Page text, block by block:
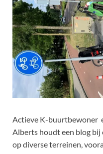
Actieve K-buurtbewoner
Alberts houdt een blog
op diverse terreinen,